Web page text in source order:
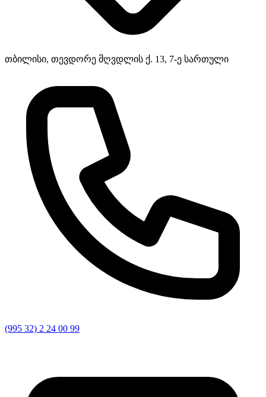
თბილისი, თევდორე მღვდლის ქ. 13, 7-ე სართული
(995 32) 2 24 00 99